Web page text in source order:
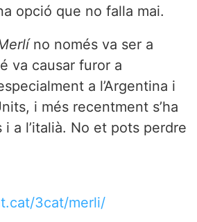
opció que no falla mai.
no només va ser a
va causar furor a
a l’Argentina i
i més recentment s’ha
a l’italià. No et pots perdre
3cat/merli/